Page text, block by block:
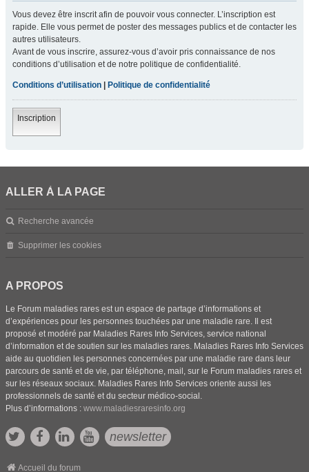
Vous devez être inscrit afin de pouvoir vous connecter. L’inscription est
rapide. Elle vous permet de poster des messages publics et de contacter les
autres utilisateurs.
Avant de vous inscrire, assurez-vous d’avoir pris connaissance de nos
conditions d’utilisation et de notre politique de confidentialité.
Conditions d’utilisation Politique de confidentialité
Inscription
ALLER À LA PAGE
Recherche avancée
Supprimer les cookies
A PROPOS
Le Forum maladies rares est un espace de partage d’informations et
d’expériences pour les personnes touchées par une maladie rare. Il est
proposé et modéré par Maladies Rares Info Services, service national
d’information et de soutien sur les maladies rares. Maladies Rares Info Services
aide au quotidien les personnes concernées par une maladie rare dans leur
parcours de santé et de vie, par téléphone, mail, sur le Forum maladies rares et
sur les réseaux sociaux. Maladies Rares Info Services oriente aussi les
professionnels de santé et du secteur médico-social.
Plus d’informations : www.maladiesraresinfo.org
newsletter
Accueil du forum